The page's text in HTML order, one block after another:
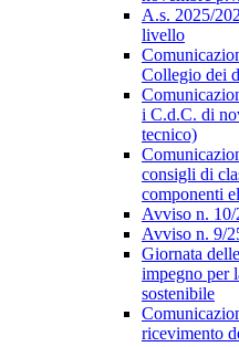
A.s. 2025/
livello
Collegio dei
i C.d.C. di
tecnico)
consigli di
componenti
Avviso n. 10/
Avviso n. 9/
Giornata
impegno per
sostenibile
ricevimento